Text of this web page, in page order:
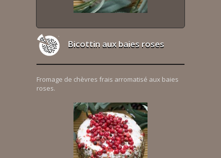
Bicottin aux baies roses
Fromage de chèvres frais arromatisé aux baies
roses.